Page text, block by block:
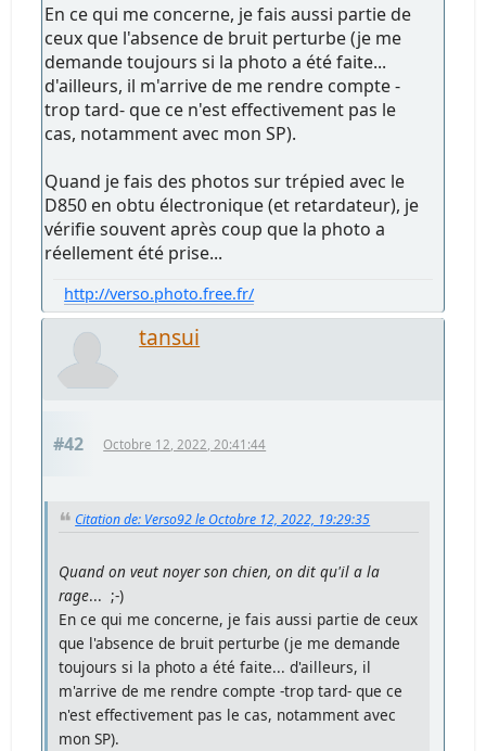
En ce qui me concerne, je fais aussi partie de
ceux que l'absence de bruit perturbe (je me
demande toujours si la photo a été faite...
d'ailleurs, il m'arrive de me rendre compte -
trop tard- que ce n'est effectivement pas le
cas, notamment avec mon SP).
Quand je fais des photos sur trépied avec le
D850 en obtu électronique (et retardateur), je
vérifie souvent après coup que la photo a
réellement été prise...
http://verso.photo.free.fr/
tansui
#42 Octobre 12, 2022, 20:41:44
Citation de: Verso92 le Octobre 12, 2022, 19:29:35
Quand on veut noyer son chien, on dit qu'il a la
rage... ;-)
En ce qui me concerne, je fais aussi partie de ceux
que l'absence de bruit perturbe (je me demande
toujours si la photo a été faite... d'ailleurs, il
m'arrive de me rendre compte -trop tard- que ce
n'est effectivement pas le cas, notamment avec
mon SP).